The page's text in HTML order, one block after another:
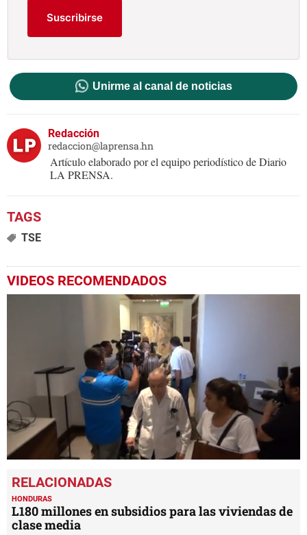
Suscribirse
Unirme al canal de noticias
Redacción
redaccion@laprensa.hn
Artículo elaborado por el equipo periodístico de Diario
LA PRENSA.
TSE
VIDEOS RECOMENDADOS
seconds
of
1
minute,
31
seconds
HONDURAS
L180 millones en subsidios para las viviendas de
clase media